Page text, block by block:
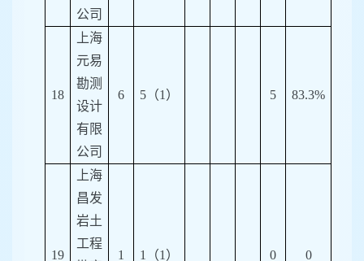
公司
18
上海
元易
勘测
设计
有限
公司
6 5 （1 ） 5 83.3%
19
上海
昌发
岩土
工程
1 1 （1 ） 0 0